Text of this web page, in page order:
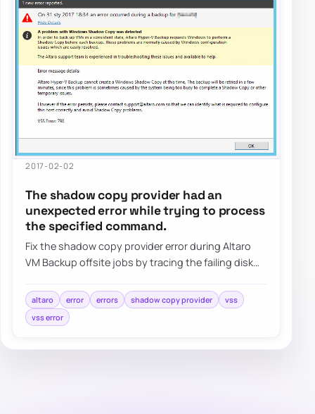
2017-02-02
The shadow copy provider had an
unexpected error while trying to process
the specified command.
Fix the shadow copy provider error during Altaro
VM Backup offsite jobs by tracing the failing disk
altaro error errors shadow copy provider
vss
vss error